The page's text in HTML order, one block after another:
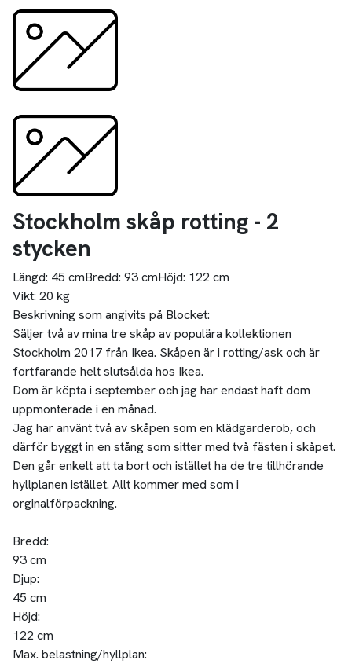
Stockholm skåp rotting - 2
stycken
Längd: 45 cmBredd: 93 cmHöjd: 122 cm
Vikt: 20 kg
Beskrivning som angivits på Blocket:
Säljer två av mina tre skåp av populära kollektionen
Stockholm 2017 från Ikea. Skåpen är i rotting/ask och är
fortfarande helt slutsålda hos Ikea.
Dom är köpta i september och jag har endast haft dom
uppmonterade i en månad.
Jag har använt två av skåpen som en klädgarderob, och
därför byggt in en stång som sitter med två fästen i skåpet.
Den går enkelt att ta bort och istället ha de tre tillhörande
hyllplanen istället. Allt kommer med som i
orginalförpackning.
Bredd:
93 cm
Djup:
45 cm
Höjd:
122 cm
Max. belastning/hyllplan: